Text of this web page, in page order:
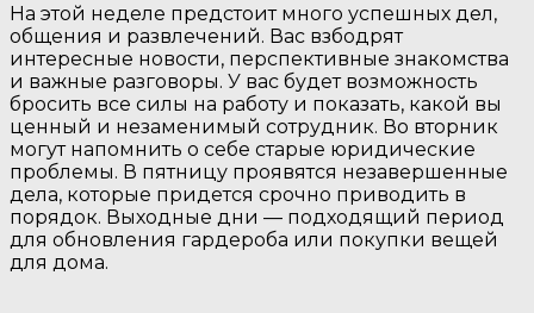
На этой неделе предстоит много успешных дел,
общения и развлечений. Вас взбодрят
интересные новости, перспективные знакомства
и важные разговоры. У вас будет возможность
бросить все силы на работу и показать, какой вы
ценный и незаменимый сотрудник. Во вторник
могут напомнить о себе старые юридические
проблемы. В пятницу проявятся незавершенные
дела, которые придется срочно приводить в
порядок. Выходные дни — подходящий период
для обновления гардероба или покупки вещей
для дома.